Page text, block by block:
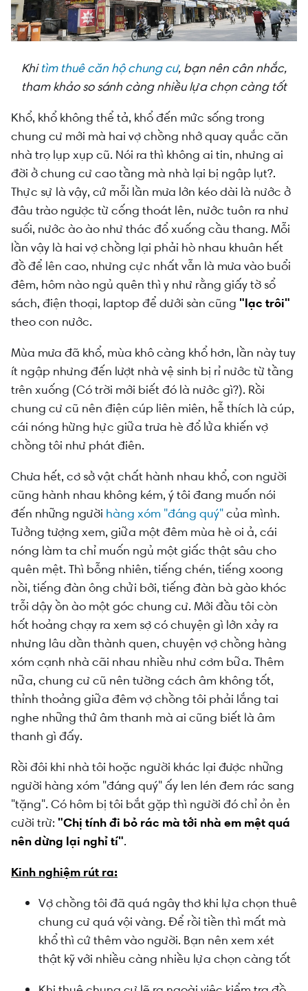
Khitìm thuê căn hộ chung cư, bạn nên cân nhắc,
tham khảo so sánh càng nhiều lựa chọn càng tốt
Khổ, khổ không thể tả, khổ đến mức sống trong
chung cư mới mà hai vợ chồng nhớ quay quắc căn
nhà trọ lụp xụp cũ. Nói ra thì không ai tin, nhưng ai
đời ở chung cư cao tầng mà nhà lại bị ngập lụt?.
Thực sự là vậy, cứ mỗi lần mưa lớn kéo dài là nước ở
đâu trào ngược từ cống thoát lên, nước tuôn ra như
suối, nước ào ào như thác đổ xuống cầu thang. Mỗi
lần vậy là hai vợ chồng lại phải hò nhau khuân hết
đồ để lên cao, nhưng cực nhất vẫn là mưa vào buổi
đêm, hôm nào ngủ quên thì y như rằng giấy tờ sổ
sách, điện thoại, laptop để dưới sàn cũng "lạc trôi"
theo con nước.
Mùa mưa đã khổ, mùa khô càng khổ hơn, lần này tuy
ít ngập nhưng đến lượt nhà vệ sinh bị rỉ nước từ tầng
trên xuống (Có trời mới biết đó là nước gì?). Rồi
chung cư cũ nên điện cúp liên miên, hễ thích là cúp,
cái nóng hừng hực giữa trưa hè đổ lửa khiến vợ
chồng tôi như phát điên.
Chưa hết, cơ sở vật chất hành nhau khổ, con người
cũng hành nhau không kém, ý tôi đang muốn nói
đến những người hàng xóm "đáng quý"của mình.
Tưởng tượng xem, giữa một đêm mùa hè oi ả, cái
nóng làm ta chỉ muốn ngủ một giấc thật sâu cho
quên mệt. Thì bỗng nhiên, tiếng chén, tiếng xoong
nồi, tiếng đàn ông chửi bới, tiếng đàn bà gào khóc
trỗi dậy ồn ào một góc chung cư. Mới đầu tôi còn
hốt hoảng chạy ra xem sợ có chuyện gì lớn xảy ra
nhưng lâu dần thành quen, chuyện vợ chồng hàng
xóm cạnh nhà cãi nhau nhiều như cơm bữa. Thêm
nữa, chung cư cũ nên tường cách âm không tốt,
thỉnh thoảng giữa đêm vợ chồng tôi phải lắng tai
nghe những thứ âm thanh mà ai cũng biết là âm
thanh gì đấy.
Rồi đôi khi nhà tôi hoặc người khác lại được những
người hàng xóm "đáng quý" ấy len lén đem rác sang
"tặng". Có hôm bị tôi bắt gặp thì người đó chỉ ỏn ẻn
cười trừ: "Chị tính đi bỏ rác mà tới nhà em mệt quá
nên dừng lại nghỉ tí".
Kinh nghiệm rút ra:
Vợ chồng tôi đã quá ngây thơ khi lựa chọn thuê
chung cư quá vội vàng. Để rồi tiền thì mất mà
khổ thì cứ thêm vào người. Bạn nên xem xét
thật kỹ với nhiều càng nhiều lựa chọn càng tốt